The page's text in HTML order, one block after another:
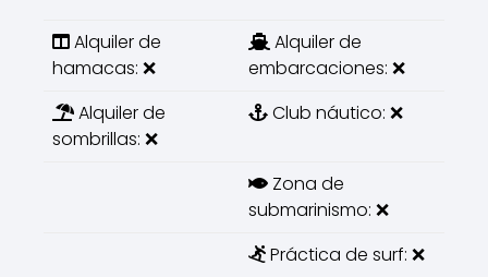
Alquiler de
hamacas: ❌
Alquiler de
embarcaciones: ❌
Alquiler de
sombrillas: ❌
Club náutico: ❌
Zona de
submarinismo: ❌
Práctica de surf: ❌